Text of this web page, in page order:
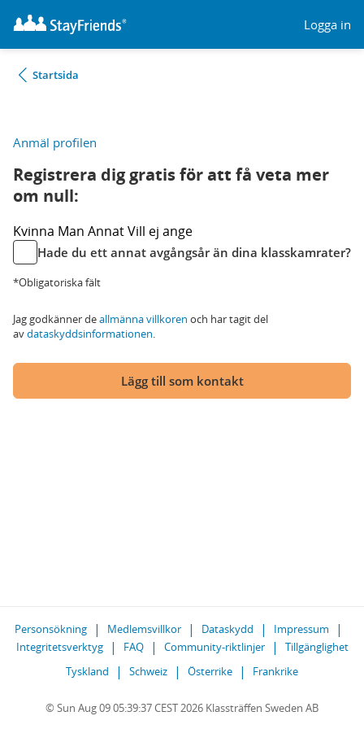
Logga in
Startsida
Anmäl profilen
Registrera dig gratis för att få veta mer
om null:
Kvinna Man AnnatVill ej ange
Hade du ett annat avgångsår än dina klasskamrater?
*Obligatoriska fält
Jag godkänner deallmänna villkoren och har tagit del
avdataskyddsinformationen.
Lägg till som kontakt
Personsökning Medlemsvillkor Dataskydd
Impressum
Integritetsverktyg
FAQ Community-riktlinjer
Tillgänglighet
Tyskland
Schweiz Österrike Frankrike
© Sun Aug 09 05:39:37 CEST 2026 Klassträffen Sweden AB